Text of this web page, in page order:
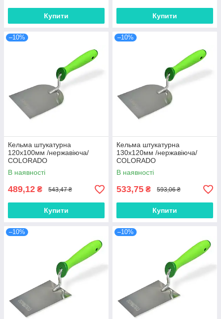
Купити Купити
–10%
Кельма штукатурна
120х100мм /нержавіюча/
COLORADO
В наявності
489,12 ₴ 543,47 ₴
Купити
–10%
Кельма штукатурна
130х120мм /нержавіюча/
COLORADO
В наявності
533,75 ₴ 593,06 ₴
Купити
–10% –10%